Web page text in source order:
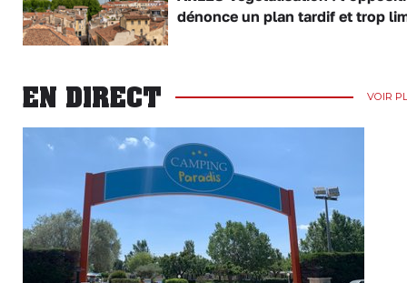
dénonce un plan tardif et trop
EN DIRECT VOIR